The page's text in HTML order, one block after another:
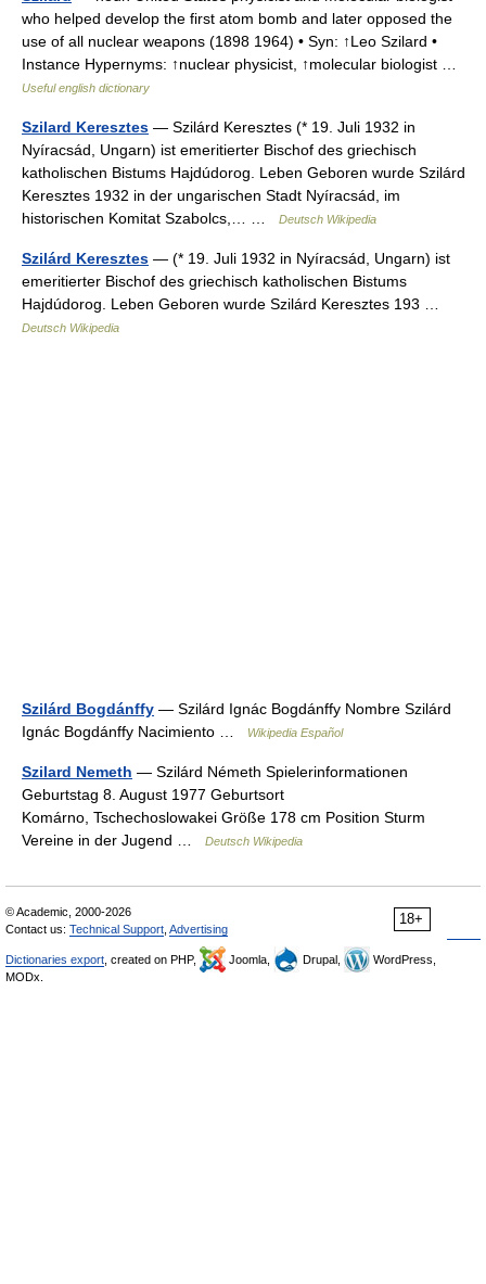
who helped develop the first atom bomb and later opposed the
use of all nuclear weapons (1898 1964) • Syn: ↑Leo Szilard •
Instance Hypernyms: ↑nuclear physicist, ↑molecular biologist …
Useful english dictionary
Szilard Keresztes — Szilárd Keresztes (* 19. Juli 1932 in
Nyíracsád, Ungarn) ist emeritierter Bischof des griechisch
katholischen Bistums Hajdúdorog. Leben Geboren wurde Szilárd
Keresztes 1932 in der ungarischen Stadt Nyíracsád, im
historischen Komitat Szabolcs,… …
Deutsch Wikipedia
Szilárd Keresztes — (* 19. Juli 1932 in Nyíracsád, Ungarn) ist
emeritierter Bischof des griechisch katholischen Bistums
Hajdúdorog. Leben Geboren wurde Szilárd Keresztes 193 …
Deutsch Wikipedia
Szilárd Bogdánffy — Szilárd Ignác Bogdánffy Nombre Szilárd
Ignác Bogdánffy Nacimiento …
Wikipedia Español
Szilard Nemeth — Szilárd Németh Spielerinformationen
Geburtstag 8. August 1977 Geburtsort
Komárno, Tschechoslowakei Größe 178 cm Position Sturm
Vereine in der Jugend …
Deutsch Wikipedia
18+
© Academic, 2000-2026
Contact us: Technical Support Advertising
Dictionaries export , created on PHP, Joomla, Drupal,
WordPress,
MODx.